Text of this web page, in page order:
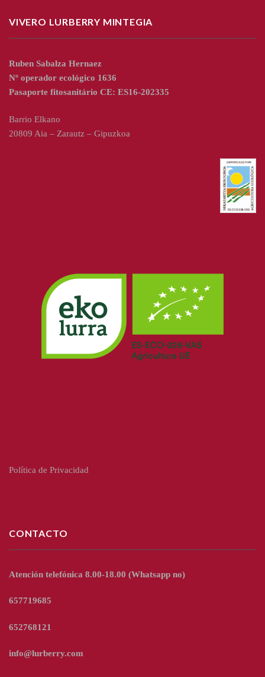
VIVERO LURBERRY MINTEGIA
Ruben Sabalza Hernaez
Nº operador ecológico 1636
Pasaporte fitosanitário CE: ES16-202335
Barrio Elkano
20809 Aia – Zarautz – Gipuzkoa
Política de Privacidad
CONTACTO
Atención telefónica 8.00-18.00 (Whatsapp no)
657719685
652768121
info@lurberry.com